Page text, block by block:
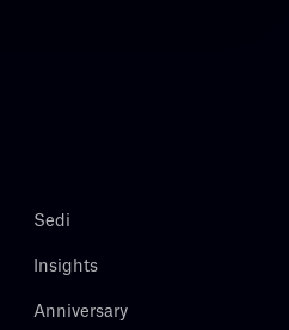
Sedi
Insights
Anniversary